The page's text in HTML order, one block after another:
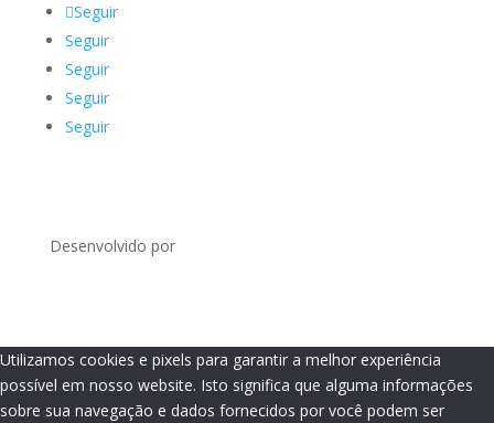
Seguir
Seguir
Seguir
Seguir
Seguir
Desenvolvido por
Utilizamos cookies e pixels para garantir a melhor experiência
possível em nosso website. Isto significa que alguma informações
sobre sua navegação e dados fornecidos por você podem ser